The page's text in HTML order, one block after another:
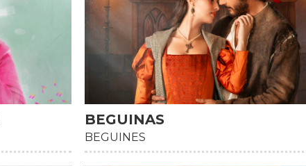
HD
BEGUINAS
BEGUINES